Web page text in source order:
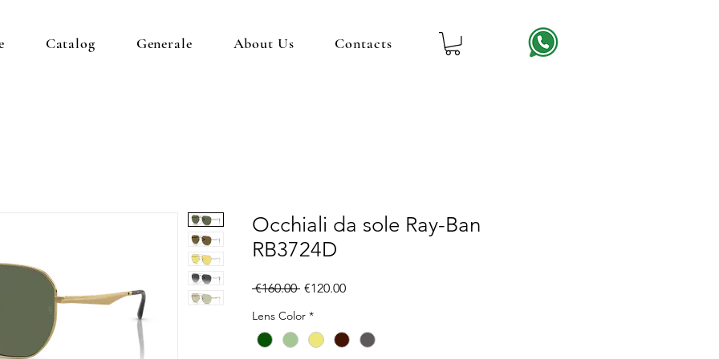
Catalog Generale About Us Contacts
Occhiali da sole Ray-Ban
RB3724D
€160.00 Regular
€120.00Sale
Lens Color *